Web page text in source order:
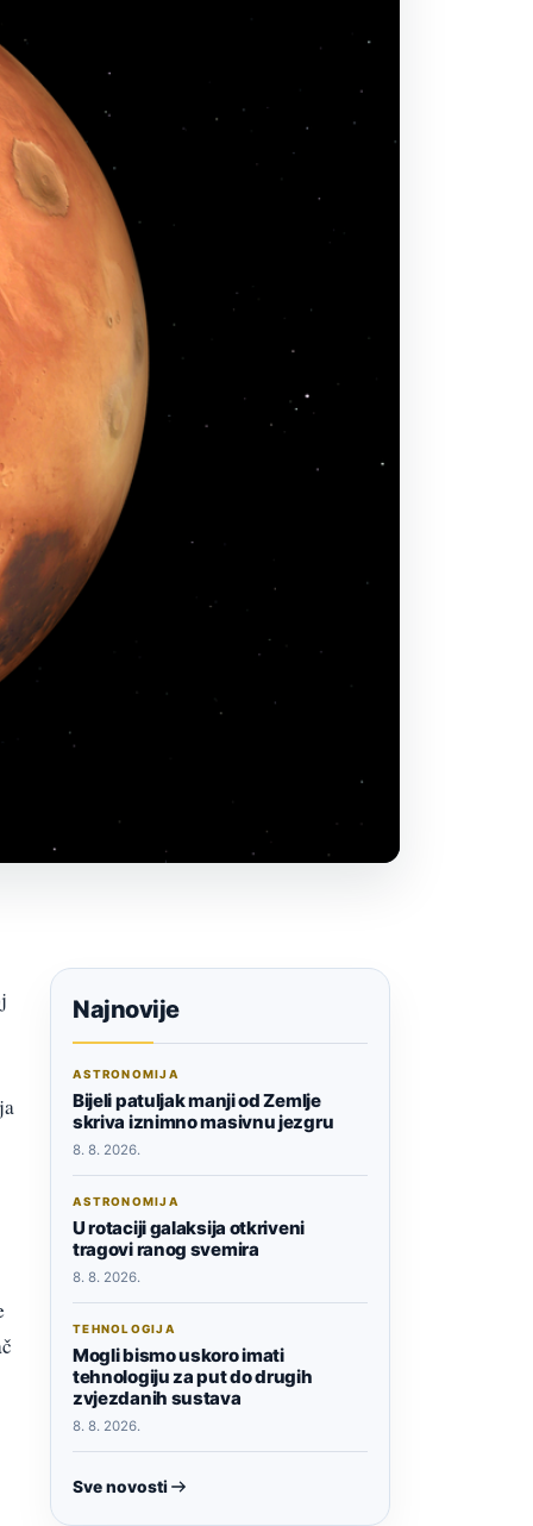
Najnovije
ASTRONOMIJA
Bijeli patuljak manji od Zemlje
skriva iznimno masivnu jezgru
8. 8. 2026.
ASTRONOMIJA
U rotaciji galaksija otkriveni
tragovi ranog svemira
8. 8. 2026.
TEHNOLOGIJA
Mogli bismo uskoro imati
tehnologiju za put do drugih
zvjezdanih sustava
8. 8. 2026.
Sve novosti